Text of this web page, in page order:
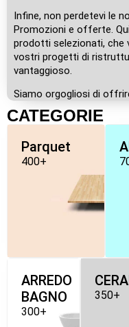
Infine, non perdetevi le
Promozioni e offerte.
prodotti selezionati, che
vostri progetti di
vantaggioso.
Siamo orgogliosi di
CATEGORIE
Parquet
400+
ARREDO
BAGNO
300+
350+